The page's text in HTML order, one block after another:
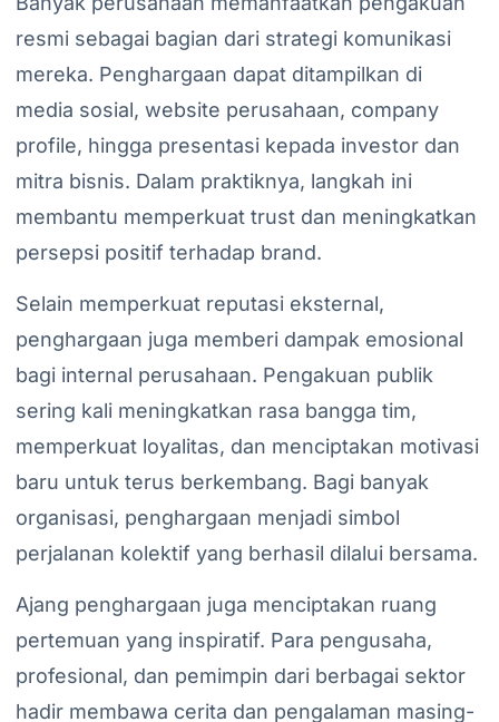
resmi sebagai bagian dari strategi komunikasi
mereka. Penghargaan dapat ditampilkan di
media sosial, website perusahaan, company
profile, hingga presentasi kepada investor dan
mitra bisnis. Dalam praktiknya, langkah ini
membantu memperkuat trust dan meningkatkan
persepsi positif terhadap brand.
Selain memperkuat reputasi eksternal,
penghargaan juga memberi dampak emosional
bagi internal perusahaan. Pengakuan publik
sering kali meningkatkan rasa bangga tim,
memperkuat loyalitas, dan menciptakan motivasi
baru untuk terus berkembang. Bagi banyak
organisasi, penghargaan menjadi simbol
perjalanan kolektif yang berhasil dilalui bersama.
Ajang penghargaan juga menciptakan ruang
pertemuan yang inspiratif. Para pengusaha,
profesional, dan pemimpin dari berbagai sektor
hadir membawa cerita dan pengalaman masing-